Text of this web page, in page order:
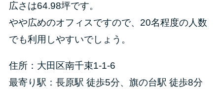
広さは64.98坪です。
やや広めのオフィスですので、20名程度の人数
でも利用しやすいでしょう。
住所：大田区南千束1-1-6
最寄り駅：長原駅 徒歩5分、旗の台駅 徒歩8分